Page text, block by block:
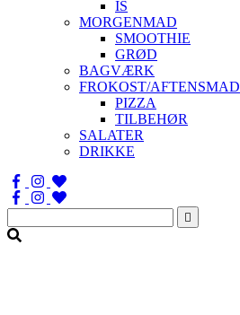
IS
MORGENMAD
SMOOTHIE
GRØD
BAGVÆRK
FROKOST/AFTENSMAD
PIZZA
TILBEHØR
SALATER
DRIKKE
Søg
efter: